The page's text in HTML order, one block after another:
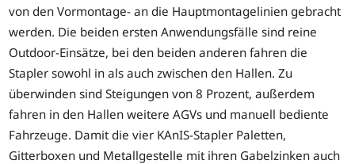
von den Vormontage- an die Hauptmontagelinien gebracht
werden. Die beiden ersten Anwendungsfälle sind reine
Outdoor-Einsätze, bei den beiden anderen fahren die
Stapler sowohl in als auch zwischen den Hallen. Zu
überwinden sind Steigungen von 8 Prozent, außerdem
fahren in den Hallen weitere AGVs und manuell bediente
Fahrzeuge. Damit die vier KAnIS-Stapler Paletten,
Gitterboxen und Metallgestelle mit ihren Gabelzinken auch